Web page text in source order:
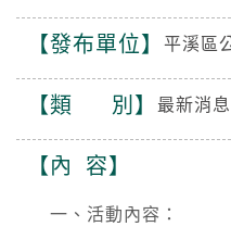
發布單位 平溪區
類 別 最新消息
內 容
一、活動內容：